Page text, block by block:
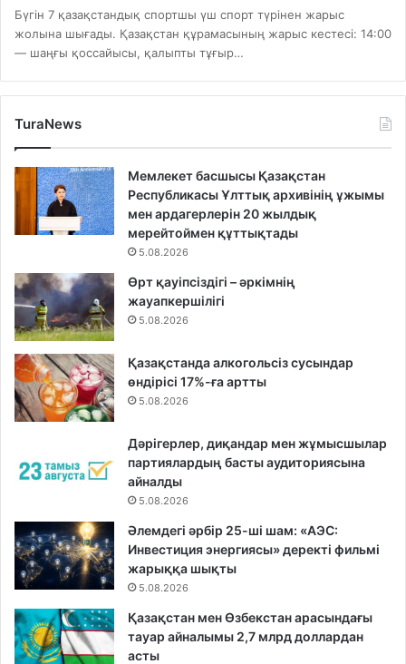
Бүгін 7 қазақстандық спортшы үш спорт түрінен жарыс
жолына шығады. Қазақстан құрамасының жарыс кестесі: 14:00
— шаңғы қоссайысы, қалыпты тұғыр…
TuraNews
Мемлекет басшысы Қазақстан
Республикасы Ұлттық архивінің ұжымы
мен ардагерлерін 20 жылдық
мерейтоймен құттықтады
5.08.2026
Өрт қауіпсіздігі – әркімнің
жауапкершілігі
5.08.2026
Қазақстанда алкогольсіз сусындар
өндірісі 17%-ға артты
5.08.2026
Дәрігерлер, диқандар мен жұмысшылар
партиялардың басты аудиториясына
айналды
5.08.2026
Әлемдегі әрбір 25-ші шам: «АЭС:
Инвестиция энергиясы» деректі фильмі
жарыққа шықты
5.08.2026
Қазақстан мен Өзбекстан арасындағы
тауар айналымы 2,7 млрд доллардан
асты